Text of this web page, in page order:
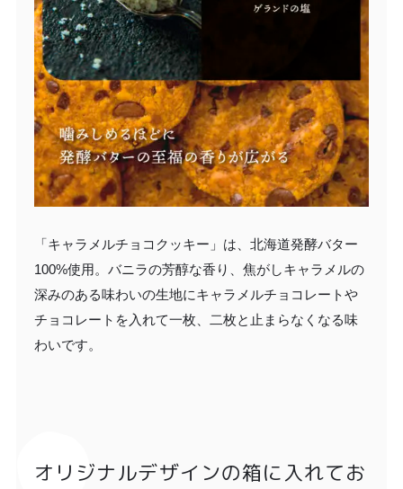
「キャラメルチョコクッキー」は、北海道発酵バター
100%使用。バニラの芳醇な香り、焦がしキャラメルの
深みのある味わいの生地にキャラメルチョコレートや
チョコレートを入れて一枚、二枚と止まらなくなる味
わいです。
オリジナルデザインの箱に入れてお